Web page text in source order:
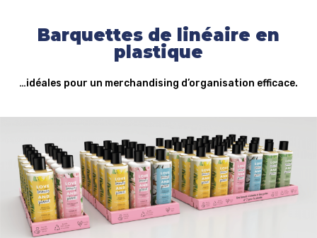
Barquettes de linéaire en
plastique
…idéales pour un merchandising d’organisation efficace.